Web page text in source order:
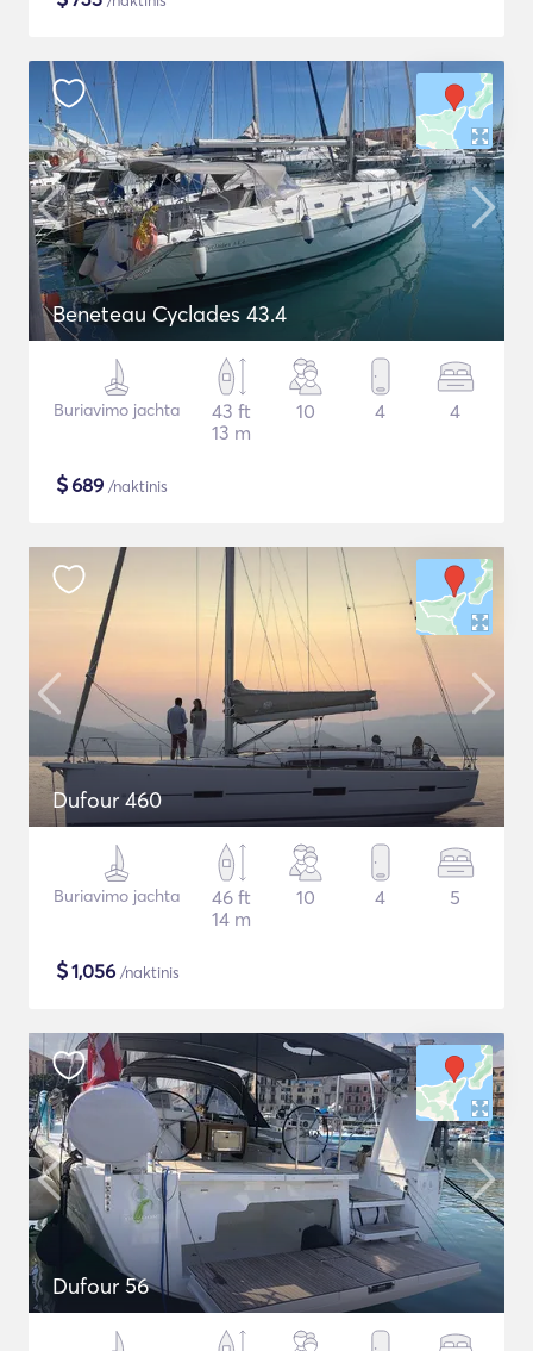
Beneteau Cyclades 43.4
Buriavimo jachta
43 ft
13 m
10 4 4
$689 /naktinis
Dufour 460
Buriavimo jachta
46 ft
14 m
10 4 5
$1,056 /naktinis
Dufour 56